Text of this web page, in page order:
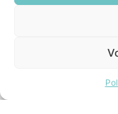
Demander un
Mentions légales